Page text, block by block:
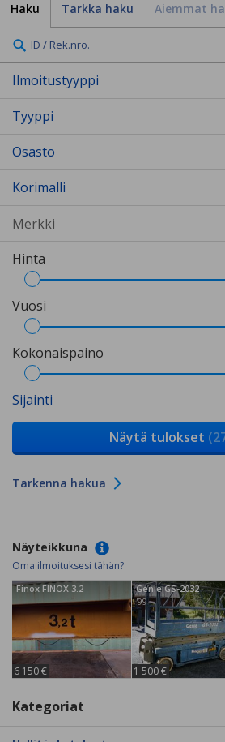
Haku Tarkka haku Aiemmat
ID / Rek.nro.
Ilmoitustyyppi
Tyyppi
Osasto
Korimalli
Hinta
Vuosi
Kokonaispaino
Sijainti
Näytä tulokset
Tarkenna hakua
Näyteikkuna
Oma ilmoituksesi tähän?
Finox FINOX 3.2
6 150 €
Genie GS-2032
'99
1 500 €
Kategoriat